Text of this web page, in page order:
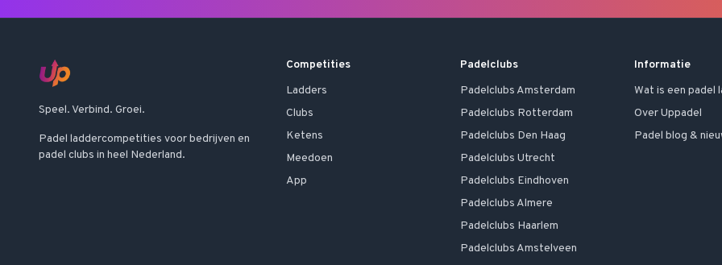
Speel. Verbind. Groei.
Padel laddercompetities voor bedrijven en
padel clubs in heel Nederland.
Competities
Ladders
Clubs
Ketens
Meedoen
App
Padelclubs
Padelclubs Amsterdam
Padelclubs Rotterdam
Padelclubs Den Haag
PadelclubsUtrecht
Padelclubs Eindhoven
Padelclubs Almere
Padelclubs Haarlem
Padelclubs Amstelveen
Informatie
Wat is een padel
Over Uppadel
Padel blog &